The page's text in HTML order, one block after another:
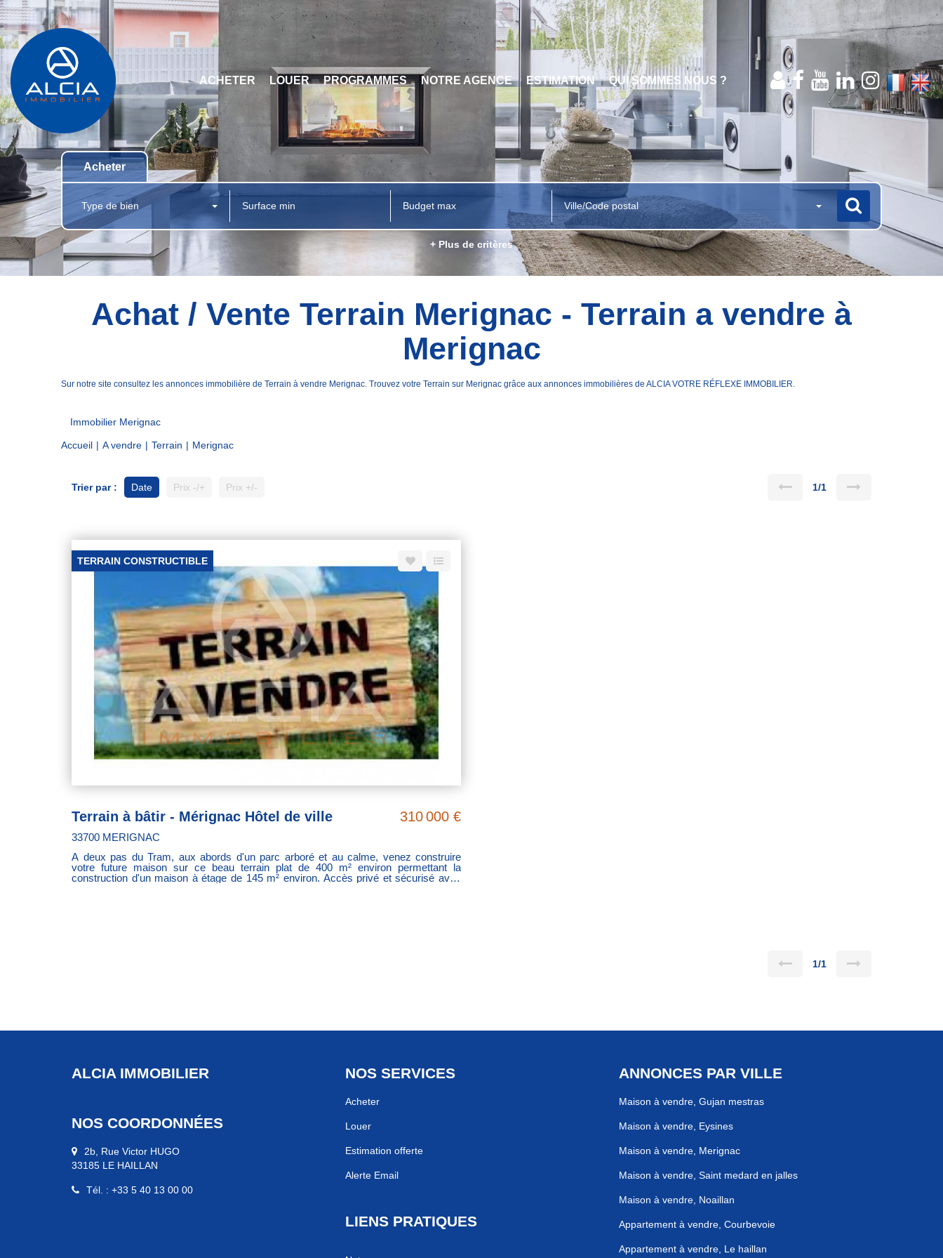
ACHETER LOUER PROGRAMMES NOTRE AGENCE ESTIMATION QUI SOMMES NOUS ?
Acheter
Type de bien Ville/Code postal
+ Plus de critères
Achat / Vente Terrain Merignac - Terrain a vendre à
Merignac
Sur notre site consultez les annonces immobilière de Terrain à vendre Merignac. Trouvez votre Terrain sur Merignac grâce aux annonces immobilières de ALCIA VOTRE RÉFLEXE IMMOBILIER.
Immobilier Merignac
Accueil A vendre Terrain Merignac
Trier par : Date Prix -/+ Prix +/- 1/1
TERRAIN CONSTRUCTIBLE
Terrain à bâtir - Mérignac Hôtel de ville 310 000 €
33700 MERIGNAC
A deux pas du Tram, aux abords d'un parc arboré et au calme, venez construire
votre future maison sur ce beau terrain plat de 400 m² environ permettant la
construction d'un maison à étage de 145 m² environ. Accès privé et sécurisé avec
1/1
ALCIA IMMOBILIER
NOS COORDONNÉES
2b, Rue Victor HUGO
33185 LE HAILLAN
Tél. : +33 5 40 13 00 00
NOS SERVICES
Acheter
Louer
Estimation offerte
Alerte Email
LIENS PRATIQUES
ANNONCES PAR VILLE
Maison à vendre, Gujan mestras
Maison à vendre, Eysines
Maison à vendre, Merignac
Maison à vendre, Saint medard en jalles
Maison à vendre, Noaillan
Appartement à vendre, Courbevoie
Appartement à vendre, Le haillan